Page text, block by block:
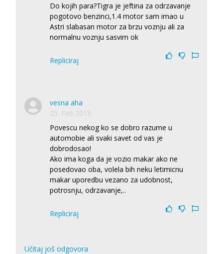
Do kojih para?Tigra je jeftina za odrzavanje
pogotovo benzinci,1.4 motor sam imao u
Astri slabasan motor za brzu voznju ali za
normalnu voznju sasvim ok
Repliciraj
vesna aha
25. Feb 2015.
Povescu nekog ko se dobro razume u
automobie ali svaki savet od vas je
dobrodosao!
Ako ima koga da je vozio makar ako ne
posedovao oba, volela bih neku letimicnu
makar uporedbu vezano za udobnost,
potrosnju, odrzavanje,..
Repliciraj
Učitaj još odgovora